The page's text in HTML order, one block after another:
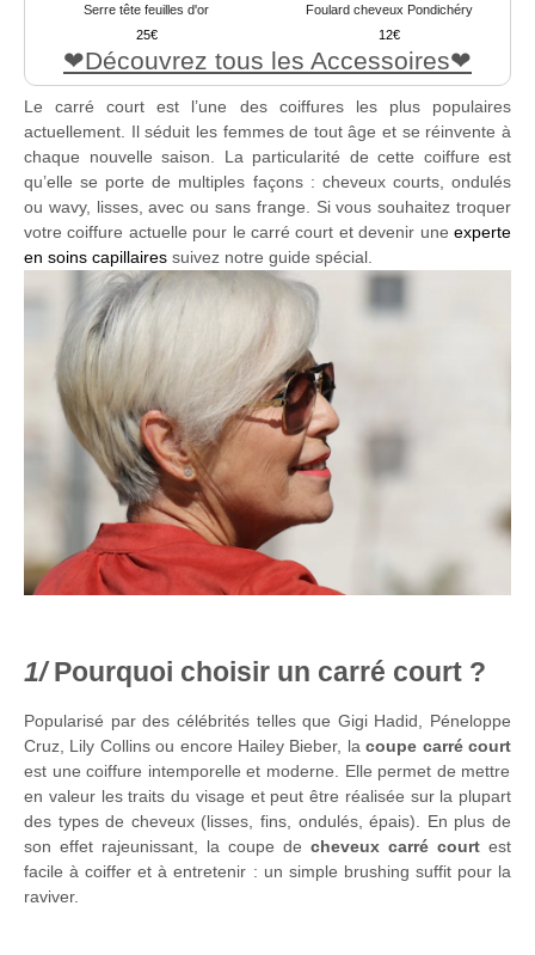
Serre tête feuilles d'or
25
Foulard cheveux Pondichéry
12
Découvrez tous les Accessoires
Le carré court est l’une des coiffures les plus populaires
actuellement. Il séduit les femmes de tout âge et se réinvente à
chaque nouvelle saison. La particularité de cette coiffure est
qu’elle se porte de multiples façons : cheveux courts, ondulés
ou wavy, lisses, avec ou sans frange. Si vous souhaitez troquer
votre coiffure actuelle pour le carré court et devenir une experte
en soins capillaires suivez notre guide spécial.
Pourquoi choisir un carré court ?
Popularisé par des célébrités telles que Gigi Hadid, Péneloppe
Cruz, Lily Collins ou encore Hailey Bieber, lacoupe carré court
est une coiffure intemporelle et moderne. Elle permet de mettre
en valeur les traits du visage et peut être réalisée sur la plupart
des types de cheveux (lisses, fins, ondulés, épais). En plus de
son effet rajeunissant, la coupe de cheveux carré court est
facile à coiffer et à entretenir : un simple brushing suffit pour la
raviver.